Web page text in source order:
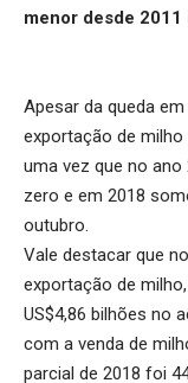
menor desde
Apesar da queda
exportação de
uma vez que no
zero e em 2018
outubro.
Vale destacar que
exportação de
US$4,86 bilhões no
com a venda de
parcial de 2018 foi